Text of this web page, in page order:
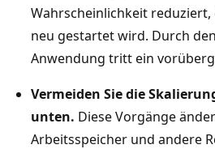
Wahrscheinlichkeit
neu gestartet wird. Durch
Anwendung tritt ein
Vermeiden Sie die
unten. Diese Vorgänge
Arbeitsspeicher und andere